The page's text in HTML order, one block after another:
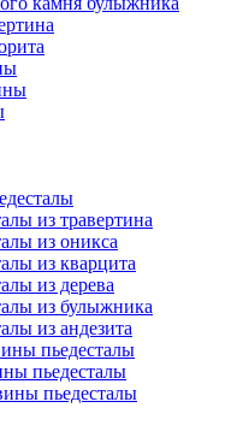
из травертина
из оникса
из кварцита
из дерева
из булыжника
из андезита
пьедесталы
пьедесталы
пьедесталы